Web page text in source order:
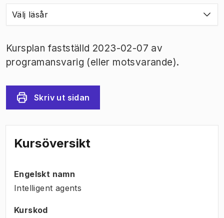
Välj läsår
Kursplan fastställd 2023-02-07 av
programansvarig (eller motsvarande).
Skriv ut sidan
Kursöversikt
Engelskt namn
Intelligent agents
Kurskod